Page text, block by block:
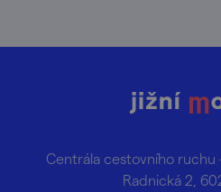
Centrála cestovního ruchu
Radnická 2,